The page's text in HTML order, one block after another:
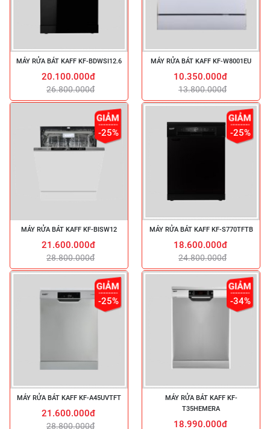
MÁY RỬA BÁT KAFF KF-BDWSI12.6
20.100.000đ
26.800.000đ
MÁY RỬA BÁT KAFF KF-W8001EU
10.350.000đ
13.800.000đ
-25%
MÁY RỬA BÁT KAFF KF-BISW12
21.600.000đ
28.800.000đ
-25%
MÁY RỬA BÁT KAFF KF-S770TFTB
18.600.000đ
24.800.000đ
-25%
MÁY RỬA BÁT KAFF KF-A45UVTFT
21.600.000đ
28.800.000đ
-34%
MÁY RỬA BÁT KAFF KF-
T35HEMERA
18.990.000đ